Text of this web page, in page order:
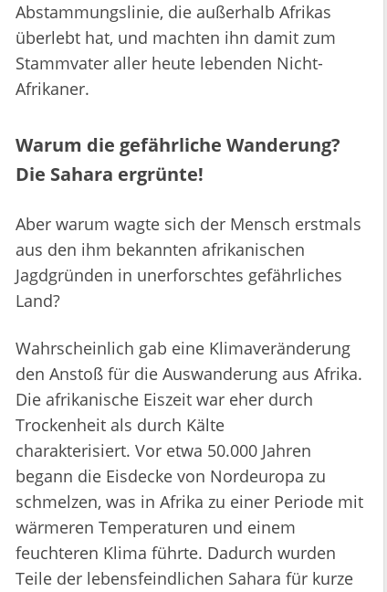
Abstammungslinie, die außerhalb Afrikas
überlebt hat, und machten ihn damit zum
Stammvater aller heute lebenden Nicht-
Afrikaner.
Warum die gefährliche Wanderung?
Die Sahara ergrünte!
Aber warum wagte sich der Mensch erstmals
aus den ihm bekannten afrikanischen
Jagdgründen in unerforschtes gefährliches
Land?
Wahrscheinlich gab eine Klimaveränderung
den Anstoß für die Auswanderung aus Afrika.
Die afrikanische Eiszeit war eher durch
Trockenheit als durch Kälte
charakterisiert. Vor etwa 50.000 Jahren
begann die Eisdecke von Nordeuropa zu
schmelzen, was in Afrika zu einer Periode mit
wärmeren Temperaturen und einem
feuchteren Klima führte. Dadurch wurden
Teile der lebensfeindlichen Sahara für kurze